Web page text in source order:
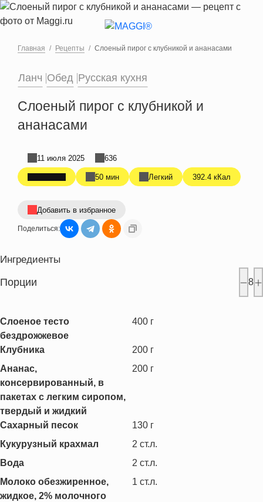
Перейти к основному содержанию
Главная Рецепты Слоеный пирог с клубникой и ананасами
Ланч Обед Русская кухня
Слоеный пирог с клубникой и
ананасами
50 мин Легкий 392.4 кКал
11 июля 2025 636
Добавить в избранное
Поделиться:
Ингредиенты
Порции 8
Слоеное тесто
бездрожжевое
400 г
Клубника 200 г
Ананас,
консервированный, в
пакетах с легким сиропом,
твердый и жидкий
200 г
Сахарный песок 130 г
Кукурузный крахмал
2 ст.л.
Вода
2 ст.л.
Молоко обезжиренное,
жидкое, 2% молочного
1 ст.л.